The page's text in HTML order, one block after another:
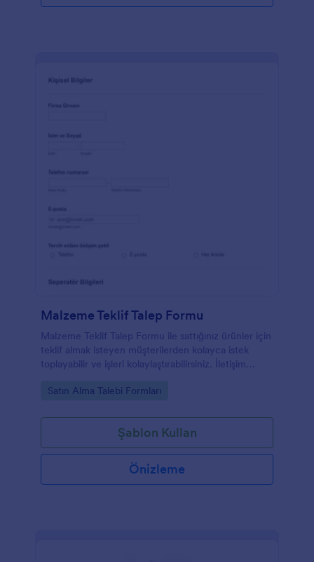
Malzeme Teklif Talep Formu
Malzeme Teklif Talep Formu ile sattığınız ürünler için
teklif almak isteyen müşterilerden kolayca istek
toplayabilir ve işleri kolaylaştırabilirsiniz. İletişim
seçeneklerini istediğiniz gibi özelleştirerek kendi
Go to Category:
Satın Alma Talebi Formları
Şablon Kullan
Önizleme